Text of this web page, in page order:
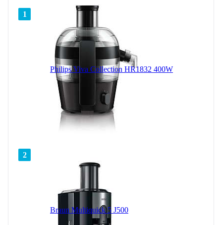
1
Philips Viva Collection HR1832 400W
2
Braun Multiquick 5 J500